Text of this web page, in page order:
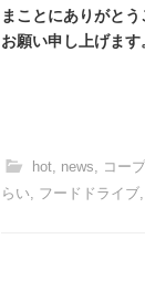
まことにありがと
お願い申し上げます
hot, news, コー
らい, フードドライブ,